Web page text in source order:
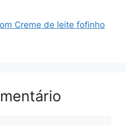
Creme de leite fofinho